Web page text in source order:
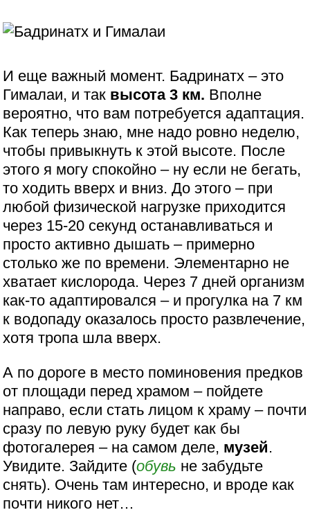
И еще важный момент. Бадринатх – это
Гималаи, и так высота 3 км. Вполне
вероятно, что вам потребуется адаптация.
Как теперь знаю, мне надо ровно неделю,
чтобы привыкнуть к этой высоте. После
этого я могу спокойно – ну если не бегать,
то ходить вверх и вниз. До этого – при
любой физической нагрузке приходится
через 15-20 секунд останавливаться и
просто активно дышать – примерно
столько же по времени. Элементарно не
хватает кислорода. Через 7 дней организм
как-то адаптировался – и прогулка на 7 км
к водопаду оказалось просто развлечение,
хотя тропа шла вверх.
А по дороге в место поминовения предков
от площади перед храмом – пойдете
направо, если стать лицом к храму – почти
сразу по левую руку будет как бы
фотогалерея – на самом деле, музей.
Увидите. Зайдите (обувь не забудьте
снять). Очень там интересно, и вроде как
почти никого нет…